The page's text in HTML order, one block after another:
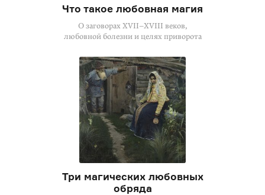
Что такое любовная магия
О заговорах XVII–XVIII веков,
любовной болезни и целях приворота
Три магических любовных
обряда